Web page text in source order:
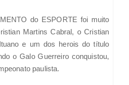
do ESPORTE foi muito
Martins Cabral, o Cristian
e um dos herois do título
o Galo Guerreiro conquistou,
paulista.